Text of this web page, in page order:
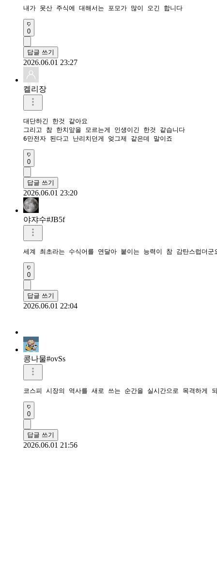
내가 못산 주식에 대해서는 포모가 많이 오긴 합니다
0
답글 쓰기
2026.06.01 23:27
켈리장
대단하긴 한것 같아요
그리고 참 한치앞을 모르는게 인생이긴 한것 같습니다
6만전자 된다고 난리치던게 엊그제 같은데 말이죠
0
답글 쓰기
2026.06.01 23:20
야쟈수#JB5f
세계 최초라는 수식어를 연달아 붙이는 능력이 참 감탄스럽더군
0
답글 쓰기
2026.06.01 22:04
콩나물#ovSs
코스피 시장의 역사를 새로 쓰는 순간을 실시간으로 목격하게
0
답글 쓰기
2026.06.01 21:56